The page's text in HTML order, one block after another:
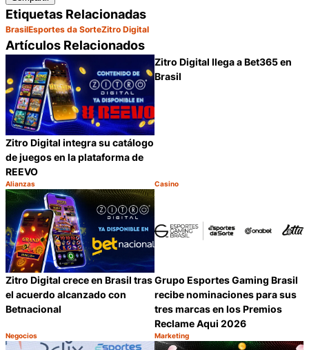
Etiquetas Relacionadas
BrasilEsportes da SorteZitro Digital
Artículos Relacionados
Zitro Digital integra su catálogo
de juegos en la plataforma de
REEVO
Categoría:
Alianzas
Zitro Digital llega a Bet365 en
Brasil
Categoría:
Casino
Zitro Digital crece en Brasil tras
el acuerdo alcanzado con
Betnacional
Categoría:
Negocios
Compartir
Grupo Esportes Gaming Brasil
recibe nominaciones para sus
tres marcas en los Premios
Reclame Aqui 2026
Categoría:
Marketing